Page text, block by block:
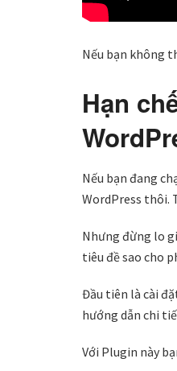
Nếu bạn không
Hạn
Nếu bạn đang
WordPress thôi.
Nhưng đừng lo
tiêu đề sao cho
Đầu tiên là cài
hướng dẫn chi
Với Plugin này